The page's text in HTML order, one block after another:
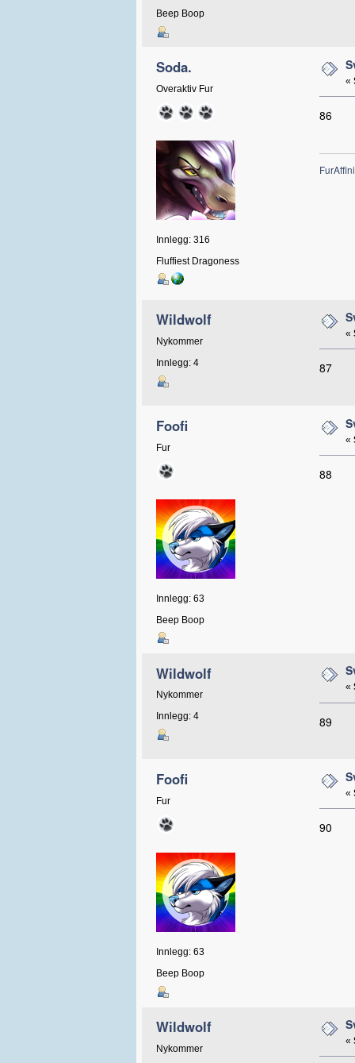
Beep Boop
Soda.
Overaktiv Fur
Innlegg: 316
Fluffiest Dragoness
«
86
Wildwolf
Nykommer
Innlegg: 4
«
87
Foofi
Fur
Innlegg: 63
Beep Boop
«
88
Wildwolf
Nykommer
Innlegg: 4
«
89
Foofi
Fur
Innlegg: 63
Beep Boop
«
90
Wildwolf
Nykommer
«